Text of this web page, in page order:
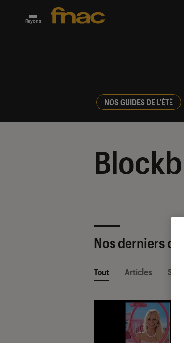
Rayons
NOS GUIDES DE L'ÉTÉ
Nos derniers
Tout Articles